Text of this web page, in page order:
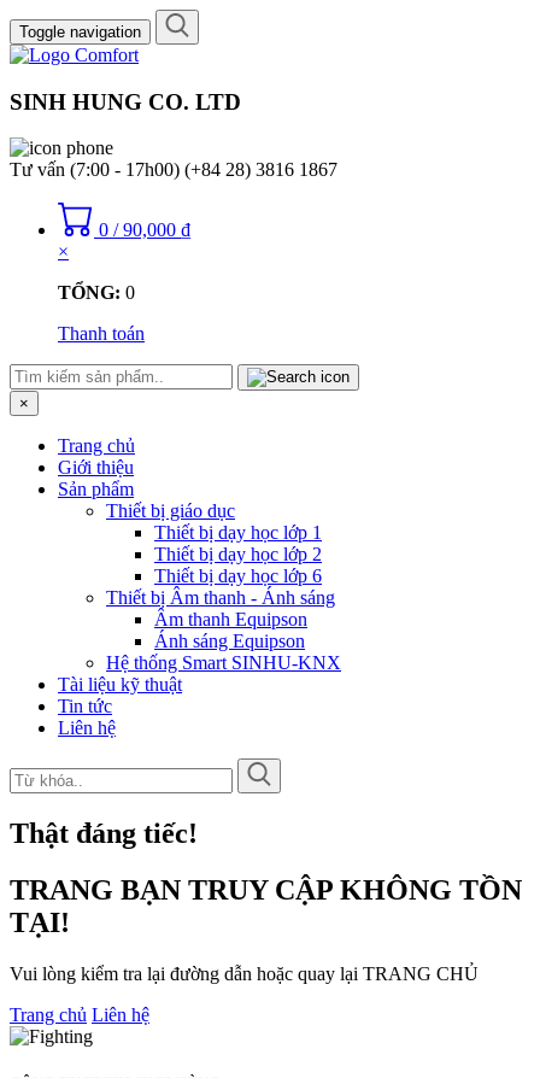
Toggle navigation
SINH HUNG CO. LTD
Tư vấn (7:00 - 17h00) (+84 28) 3816 1867
0 / 90,000 ₫
×
TỔNG: 0
Thanh toán
×
Trang chủ
Giới thiệu
Sản phẩm
Thiết bị giáo dục
Thiết bị dạy học lớp 1
Thiết bị dạy học lớp 2
Thiết bị dạy học lớp 6
Thiết bị Âm thanh - Ánh sáng
Âm thanh Equipson
Ánh sáng Equipson
Hệ thống Smart SINHU-KNX
Tài liệu kỹ thuật
Tin tức
Liên hệ
Thật đáng tiếc!
TRANG BẠN TRUY CẬP KHÔNG TỒN
TẠI!
Vui lòng kiểm tra lại đường dẫn hoặc quay lại TRANG CHỦ
Trang chủ Liên hệ